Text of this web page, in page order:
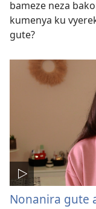
bameze neza
kumenya ku
gute?
Nonanira gute